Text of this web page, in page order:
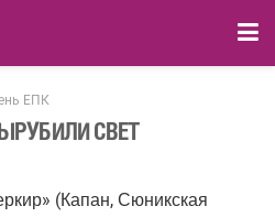
ЕПК
СВЕТ
(Капан, Сюникская